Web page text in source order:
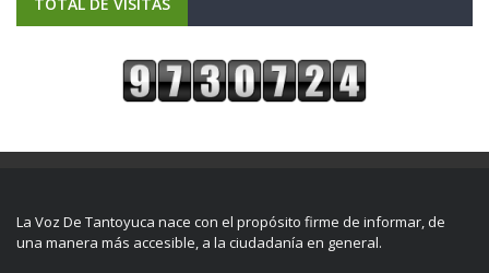
La Voz De Tantoyuca nace con el propósito firme de informar, de
una manera más accesible, a la ciudadanía en general.